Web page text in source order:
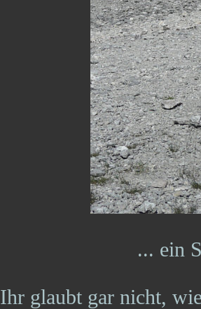
... ein
Ihr glaubt gar nicht,